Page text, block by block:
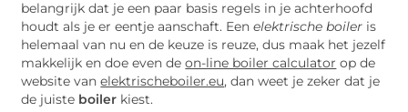
belangrijk dat je een paar basis regels in je achterhoofd
houdt als je er eentje aanschaft. Eenelektrische boiler is
helemaal van nu en de keuze is reuze, dus maak het jezelf
makkelijk en doe even deon-line boiler calculator op de
website vanelektrischeboiler.eu, dan weet je zeker dat je
de juiste boiler kiest.